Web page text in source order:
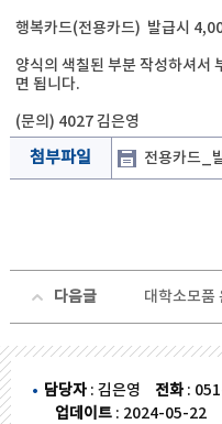
행복카드(전용카드) 발급시
양식의 색칠된 부분 작성하셔서
면 됩니다.
(문의) 4027 김은영
첨부파일
전용카드_
다음글 대학소모품
담당자 : 김은영 전화 :
업데이트 : 2024-05-22